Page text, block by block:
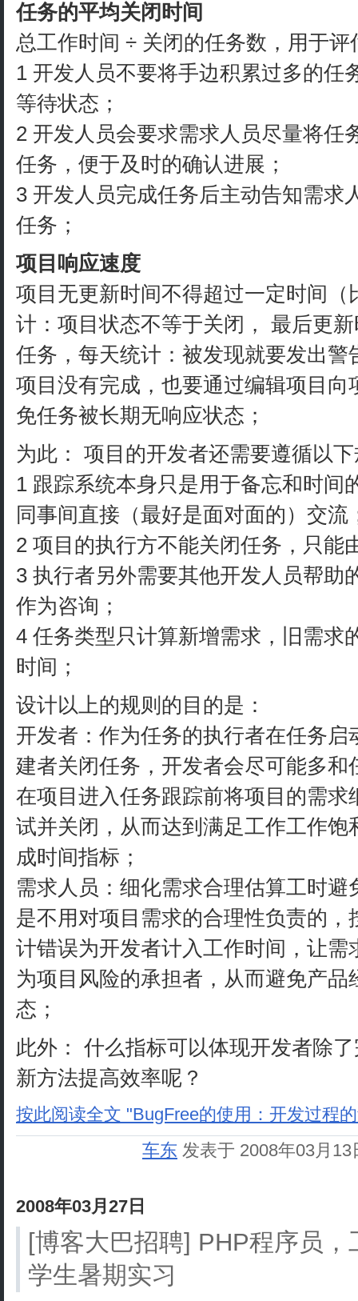
任务的平均关闭时间
总工作时间 ÷ 关闭的任务数，用于
1 开发人员不要将手边积累过多的任
等待状态；
2 开发人员会要求需求人员尽量将任
任务，便于及时的确认进展；
3 开发人员完成任务后主动告知需求
任务；
项目响应速度
项目无更新时间不得超过一定时间（
计：项目状态不等于关闭， 最后更
任务，每天统计：被发现就要发出
项目没有完成，也要通过编辑项目
免任务被长期无响应状态；
为此： 项目的开发者还需要遵循以
1 跟踪系统本身只是用于备忘和时间
同事间直接（最好是面对面的）交流
2 项目的执行方不能关闭任务，只能
3 执行者另外需要其他开发人员帮助
作为咨询；
4 任务类型只计算新增需求，旧需求
时间；
设计以上的规则的目的是：
开发者：作为任务的执行者在任务
建者关闭任务，开发者会尽可能多
在项目进入任务跟踪前将项目的需
试并关闭，从而达到满足工作工作
成时间指标；
需求人员：细化需求合理估算工时
是不用对项目需求的合理性负责的
计错误为开发者计入工作时间，让
为项目风险的承担者，从而避免产
态；
此外： 什么指标可以体现开发者除
新方法提高效率呢？
按此阅读全文 "BugFree的使用：开发过程
车东 发表于 2008年03月
2008年03月27日
[博客大巴招聘] PHP程序员
学生暑期实习